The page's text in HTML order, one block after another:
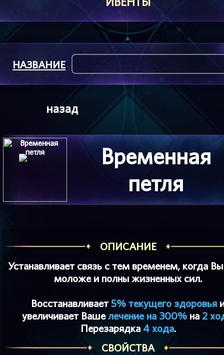
назад
НАЗВАНИЕ
Временная
петля
ОПИСАНИЕ
Устанавливает связь с тем временем, когда
моложе и полны жизненных сил.
Восстанавливает5% текущего здоровья
увеличивает Вашелечение на 300% на 2
Перезарядка 4 хода.
СВОЙСТВА